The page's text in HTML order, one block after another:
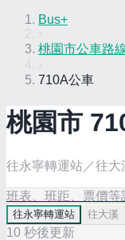
Bus+
桃園市公車路
710A公車
桃園市
往永寧轉運站／往大
班表、班距、票價等
往永寧轉運站 往大溪
10 秒後更新